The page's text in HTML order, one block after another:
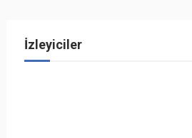
İzleyiciler